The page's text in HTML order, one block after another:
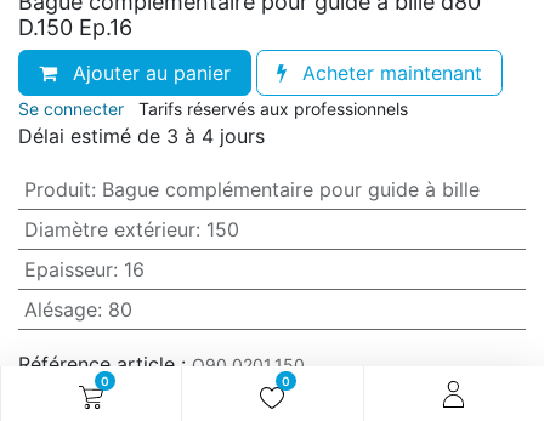
0 0
D.150 Ep.16
Ajouter au panier Acheter maintenant
Se connecter Tarifs réservés aux professionnels
Délai estimé de 3 à 4 jours
Produit: Bague complémentaire pour guide à bille
Diamètre extérieur: 150
Epaisseur: 16
Alésage: 80
Référence article : O90.0201.150